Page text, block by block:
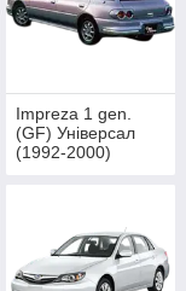
Impreza 1 gen.
(GF) Універсал
(1992-2000)